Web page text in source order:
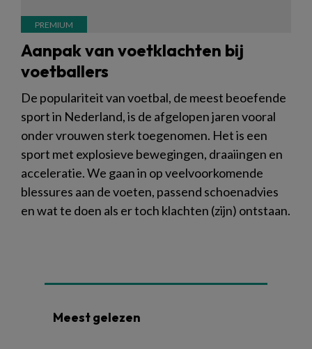
Aanpak van voetklachten bij
voetballers
De populariteit van voetbal, de meest beoefende
sport in Nederland, is de afgelopen jaren vooral
onder vrouwen sterk toegenomen. Het is een
sport met explosieve bewegingen, draaiingen en
acceleratie. We gaan in op veelvoorkomende
blessures aan de voeten, passend schoenadvies
en wat te doen als er toch klachten (zijn) ontstaan.
Meest gelezen